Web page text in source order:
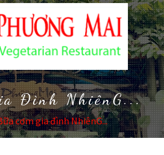
Đình NhiênG...
cơm gia đình NhiênG...